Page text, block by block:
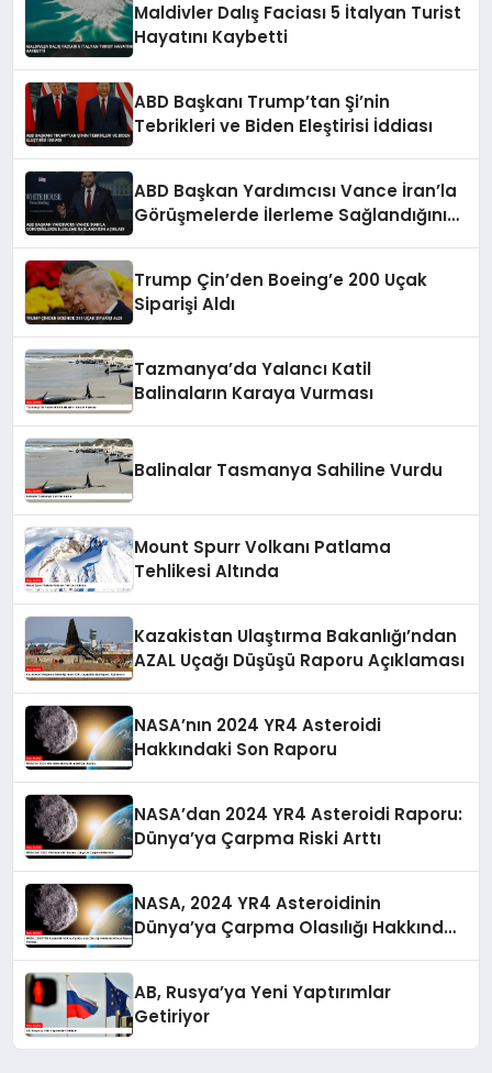
Maldivler Dalış Faciası 5 İtalyan Turist
Hayatını Kaybetti
ABD Başkanı Trump’tan Şi’nin
Tebrikleri ve Biden Eleştirisi İddiası
ABD Başkan Yardımcısı Vance İran’la
Görüşmelerde İlerleme Sağlandığını
Trump Çin’den Boeing’e 200 Uçak
Siparişi Aldı
Tazmanya’da Yalancı Katil
Balinaların Karaya Vurması
Balinalar Tasmanya Sahiline Vurdu
Mount Spurr Volkanı Patlama
Tehlikesi Altında
Kazakistan Ulaştırma Bakanlığı’ndan
AZAL Uçağı Düşüşü Raporu Açıklaması
NASA’nın 2024 YR4 Asteroidi
Hakkındaki Son Raporu
NASA’dan 2024 YR4 Asteroidi Raporu:
Dünya’ya Çarpma Riski Arttı
NASA, 2024 YR4 Asteroidinin
Dünya’ya Çarpma Olasılığı Hakkında
AB, Rusya’ya Yeni Yaptırımlar
Getiriyor